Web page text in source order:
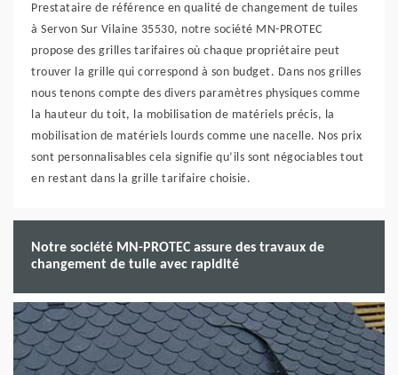
Prestataire de référence en qualité de changement de tuiles
à Servon Sur Vilaine 35530, notre société MN-PROTEC
propose des grilles tarifaires où chaque propriétaire peut
trouver la grille qui correspond à son budget. Dans nos grilles
nous tenons compte des divers paramètres physiques comme
la hauteur du toit, la mobilisation de matériels précis, la
mobilisation de matériels lourds comme une nacelle. Nos prix
sont personnalisables cela signifie qu’ils sont négociables tout
en restant dans la grille tarifaire choisie.
Notre société MN-PROTEC assure des travaux de
changement de tuile avec rapidité